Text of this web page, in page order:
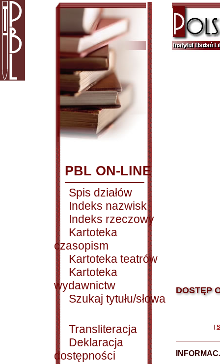
PBL ON-LINE
Spis działów
Indeks nazwisk
Indeks rzeczowy
Kartoteka
czasopism
Kartoteka teatrów
Kartoteka
wydawnictw
Szukaj tytułu/słowa
Transliteracja
Deklaracja
dostępności
DOSTĘP
|